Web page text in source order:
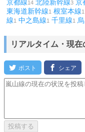
京都線14 北陸新幹線3 京
東海道新幹線1 根室本線1
線1 中之島線1 千里線1
リアルタイム・現